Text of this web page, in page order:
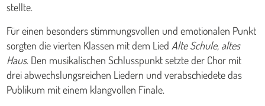
stellte.
Für einen besonders stimmungsvollen und emotionalen Punkt
sorgten die vierten Klassen mit dem Lied Alte Schule, altes
Haus. Den musikalischen Schlusspunkt setzte der Chor mit
drei abwechslungsreichen Liedern und verabschiedete das
Publikum mit einem klangvollen Finale.